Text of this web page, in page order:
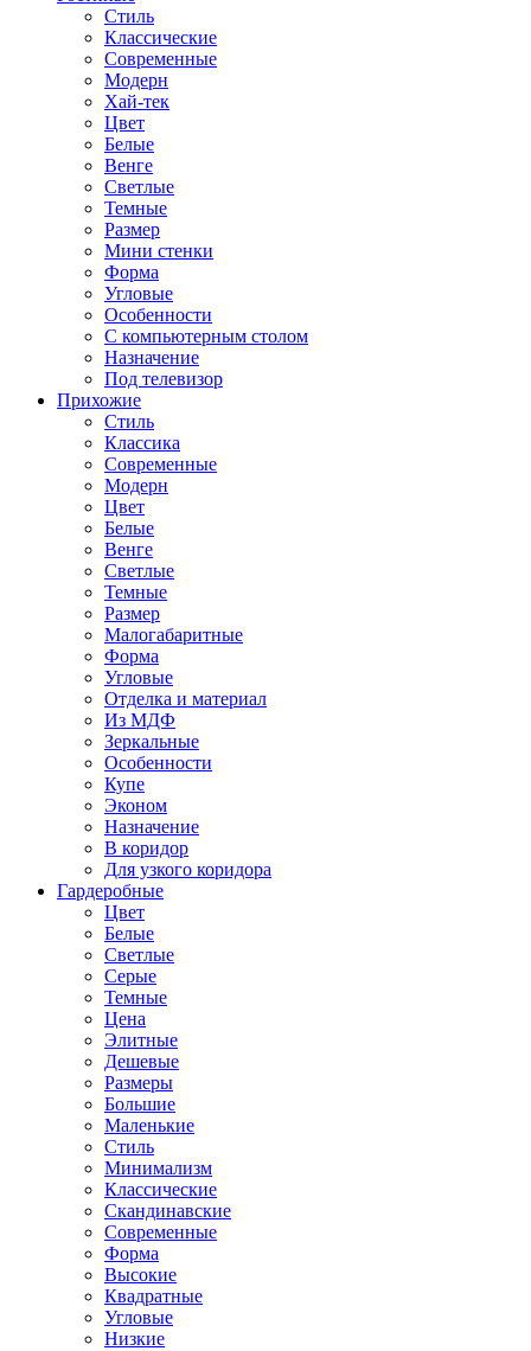
Стиль
Классические
Современные
Модерн
Хай-тек
Цвет
Белые
Венге
Светлые
Темные
Размер
Мини стенки
Форма
Угловые
Особенности
С компьютерным столом
Назначение
Под телевизор
Прихожие
Стиль
Классика
Современные
Модерн
Цвет
Белые
Венге
Светлые
Темные
Размер
Малогабаритные
Форма
Угловые
Отделка и материал
Из МДФ
Зеркальные
Особенности
Купе
Эконом
Назначение
В коридор
Для узкого коридора
Гардеробные
Цвет
Белые
Светлые
Серые
Темные
Цена
Элитные
Дешевые
Размеры
Большие
Маленькие
Стиль
Минимализм
Классические
Скандинавские
Современные
Форма
Высокие
Квадратные
Угловые
Низкие